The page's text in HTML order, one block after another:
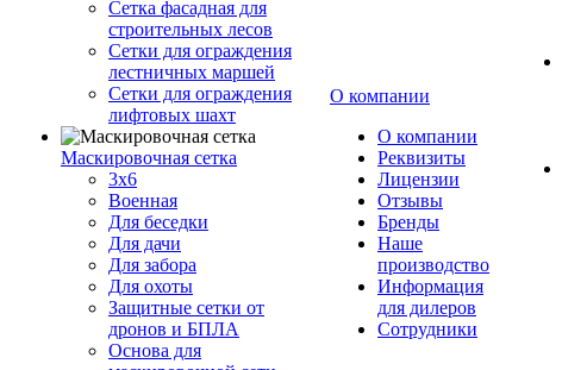
Сетка фасадная для
строительных лесов
Сетки для ограждения
лестничных маршей
Сетки для ограждения
лифтовых шахт
Маскировочная сетка
3х6
Военная
Для беседки
Для дачи
Для забора
Для охоты
Защитные сетки от
дронов и БПЛА
Основа для
О компании
О компании
Реквизиты
Лицензии
Отзывы
Бренды
Наше
производство
Информация
для дилеров
Сотрудники